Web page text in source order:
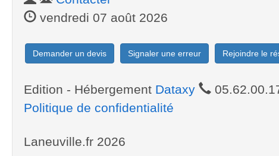
vendredi 07 août 2026
Demander un devis Signaler une erreur Rejoindre le
Edition - Hébergement Dataxy
Politique de confidentialité
Laneuville.fr 2026